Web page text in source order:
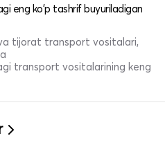
eng ko'p tashrif buyuriladigan
tijorat transport vositalari,
transport vositalarining keng